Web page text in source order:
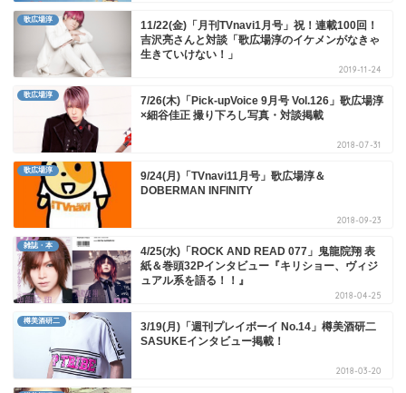
歌広場淳
11/22(金)「月刊TVnavi1月号」祝！連載100回！
吉沢亮さんと対談「歌広場淳のイケメンがなきゃ
生きていけない！」
2019-11-24
歌広場淳
7/26(木)「Pick-upVoice 9月号 Vol.126」歌広場淳
×細谷佳正 撮り下ろし写真・対談掲載
2018-07-31
歌広場淳
9/24(月)「TVnavi11月号」歌広場淳＆
DOBERMAN INFINITY
2018-09-23
雑誌・本
4/25(水)「ROCK AND READ 077」鬼龍院翔 表
紙＆巻頭32Pインタビュー『キリショー、ヴィジ
ュアル系を語る！！』
2018-04-25
樽美酒研二
3/19(月)「週刊プレイボーイ No.14」樽美酒研二
SASUKEインタビュー掲載！
2018-03-20